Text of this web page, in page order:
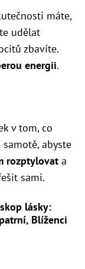
máte,
udělat
zbavíte.
energii.
v tom, co
abyste
rozptylovat a
sami.
lásky:
Blíženci